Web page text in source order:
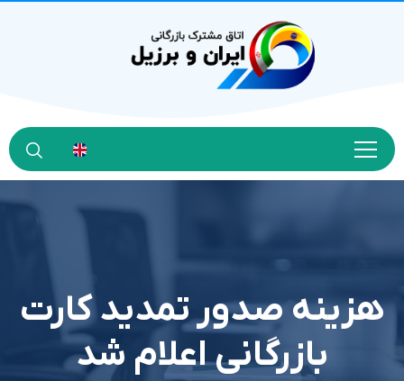
هزینه صدور ‌تمدید کارت
بازرگانی اعلام شد